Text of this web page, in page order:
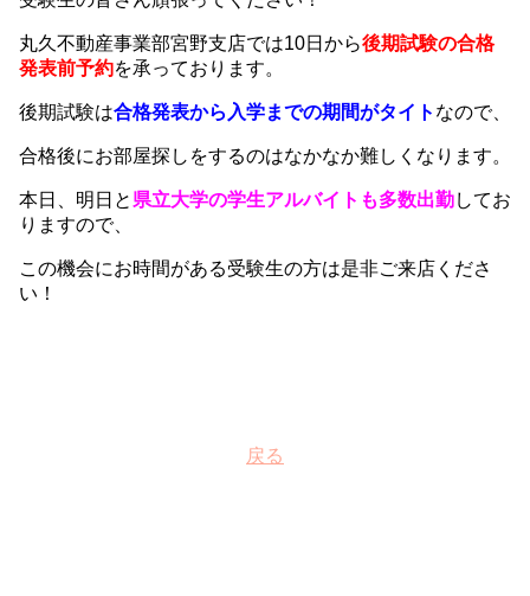
丸久不動産事業部宮野支店では10日から後期試験の合格
発表前予約を承っております。
後期試験は合格発表から入学までの期間がタイト なので、
合格後にお部屋探しをするのはなかなか難しくなります。
本日、明日と 県立大学の学生アルバイトも多数出勤してお
りますので、
この機会にお時間がある受験生の方は是非ご来店くださ
い！
戻る